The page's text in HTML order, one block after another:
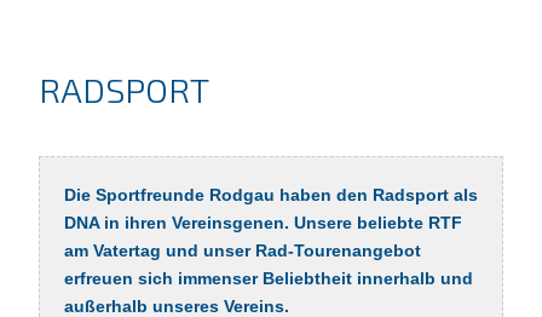
RADSPORT
Die Sportfreunde Rodgau haben den Radsport als
DNA in ihren Vereinsgenen. Unsere beliebte RTF
am Vatertag und unser Rad-Tourenangebot
erfreuen sich immenser Beliebtheit innerhalb und
außerhalb unseres Vereins.